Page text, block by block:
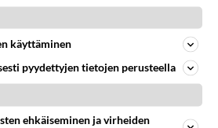
Kitee
765
Ikävä
käyttäminen
pyydettyjen tietojen perusteella
ehkäiseminen ja virheiden